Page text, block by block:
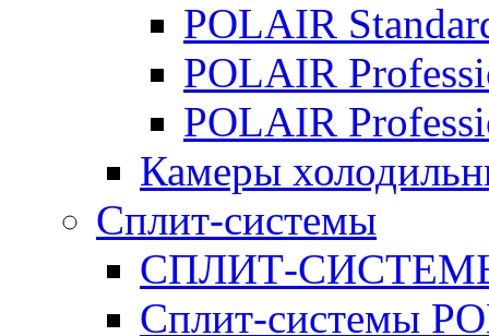
POLAIR
POLAIR
POLAIR
Камеры
Сплит-системы
СПЛИТ-
Сплит-системы